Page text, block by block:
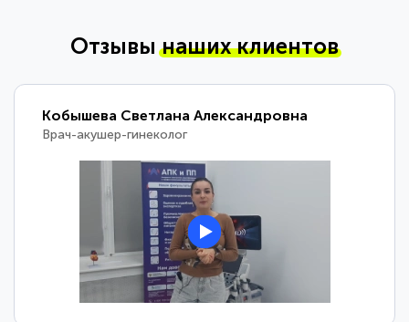
Отзывынаших клиентов
Кобышева Светлана Александровна
Врач-акушер-гинеколог